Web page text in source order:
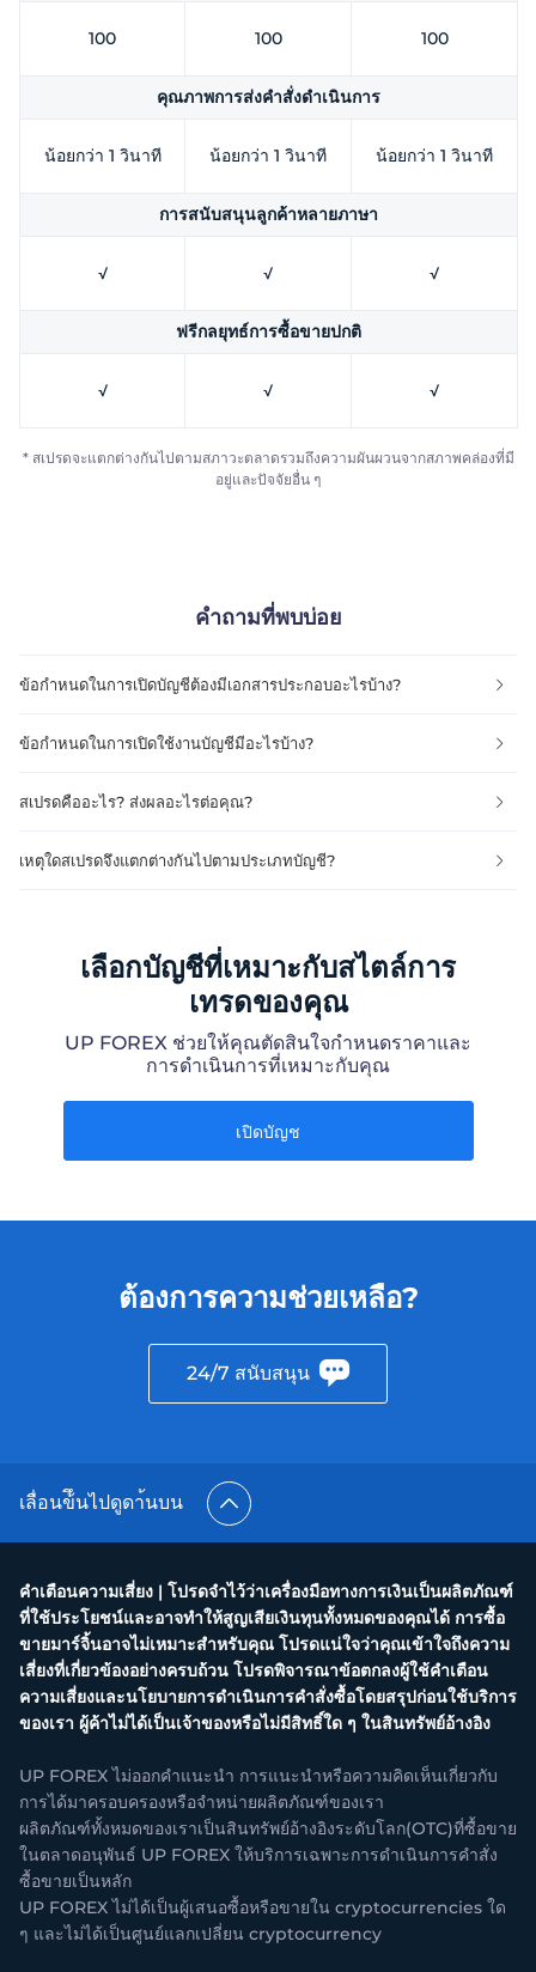
100 100 100
คุณภาพการส่งคำสั่งดำเนินการ
น้อยกว่า 1 วินาที น้อยกว่า 1 วินาที น้อยกว่า 1 วินาที
การสนับสนุนลูกค้าหลายภาษา
√ √ √
ฟรีกลยุทธ์การซื้อขายปกติ
√ √ √
* สเปรดจะแตกต่างกันไปตามสภาวะตลาดรวมถึงความผันผวนจากสภาพคล่องที่มี
อยู่และปัจจัยอื่น ๆ
คำถามที่พบบ่อย
ข้อกำหนดในการเปิดบัญชีต้องมีเอกสารประกอบอะไรบ้าง?
ข้อกำหนดในการเปิดใช้งานบัญชีมีอะไรบ้าง?
สเปรดคืออะไร? ส่งผลอะไรต่อคุณ?
เหตุใดสเปรดจึงแตกต่างกันไปตามประเภทบัญชี?
เลือกบัญชีที่เหมาะกับสไตล์การ
เทรดของคุณ
UP FOREX ช่วยให้คุณตัดสินใจกำหนดราคาและ
การดำเนินการที่เหมาะกับคุณ
เปิดบัญช
ต้องการความช่วยเหลือ?
24/7 สนับสนุน
เลื่อนข้ึนไปดูดา้นบน
คำเตือนความเสี่ยง | โปรดจำไว้ว่าเครื่องมือทางการเงินเป็นผลิตภัณฑ์
ที่ใช้ประโยชน์และอาจทำให้สูญเสียเงินทุนทั้งหมดของคุณได้ การซื้อ
ขายมาร์จิ้นอาจไม่เหมาะสำหรับคุณ โปรดแน่ใจว่าคุณเข้าใจถึงความ
เสี่ยงที่เกี่ยวข้องอย่างครบถ้วน โปรดพิจารณาข้อตกลงผู้ใช้คำเตือน
ความเสี่ยงและนโยบายการดำเนินการคำสั่งซื้อโดยสรุปก่อนใช้บริการ
ของเรา ผู้ค้าไม่ได้เป็นเจ้าของหรือไม่มีสิทธิ์ใด ๆ ในสินทรัพย์อ้างอิง
UP FOREX ไม่ออกคำแนะนำ การแนะนำหรือความคิดเห็นเกี่ยวกับ
การได้มาครอบครองหรือจำหน่ายผลิตภัณฑ์ของเรา
ผลิตภัณฑ์ทั้งหมดของเราเป็นสินทรัพย์อ้างอิงระดับโลก(OTC)ที่ซื้อขาย
ในตลาดอนุพันธ์ UP FOREX ให้บริการเฉพาะการดำเนินการคำสั่ง
ซื้อขายเป็นหลัก
UP FOREX ไม่ได้เป็นผู้เสนอซื้อหรือขายใน cryptocurrencies ใด
ๆ และไม่ได้เป็นศูนย์แลกเปลี่ยน cryptocurrency